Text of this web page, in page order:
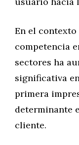
En el
competencia
sectores ha
significativa
primera
determinante
cliente.